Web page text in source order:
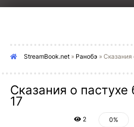
StreamBook.net » Ранобэ » Сказания
Сказания о пастухе
17
2 0%